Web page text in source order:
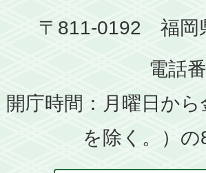
〒811-0192 福岡
電話
開庁時間：月曜日か
を除く。）